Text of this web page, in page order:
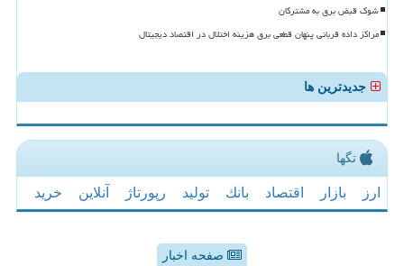
شوک قبض برق به مشترکان
مراکز داده قربانی پنهان قطعی برق هزینه اختلال در اقتصاد دیجیتال
جدیدترین ها
تگها
ارز بازار اقتصاد بانك تولید رپورتاژ آنلاین خرید
صفحه اخبار